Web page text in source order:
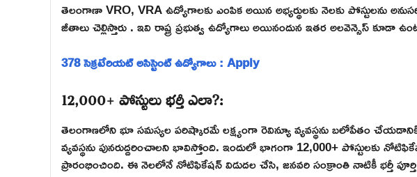
తెలంగాణా VRO, VRA ఉద్యోగాలకు ఎంపిక అయిన అభ్యర్థులకు నెలకు పోస్టులను
జీతాలు చెల్లిస్తారు . ఇవి రాష్ట్ర ప్రభుత్వ ఉద్యోగాలు అయినందున ఇతర అలవెన్సెస్ కూడా
378 సెక్రటేరియట్ అసిస్టెంట్ ఉద్యోగాలు : Apply
12,000+ పోస్టులు భర్తీ ఎలా?:
తెలంగాణలోని భూ సమస్యల పరిష్కారమే లక్ష్యంగా రెవిన్యూ వ్యవస్థను బలోపేతం
వ్యవస్థను పునరుద్దరించాలని భావిస్తోంది. ఇందులో భాగంగా 12,000+ పోస్టులకు
ప్రారంభించింది. ఈ నెలలోనే నోటిఫికేషన్ విడుదల చేసి, జనవరి సంక్రాంతి నాటికీ భర్తీ